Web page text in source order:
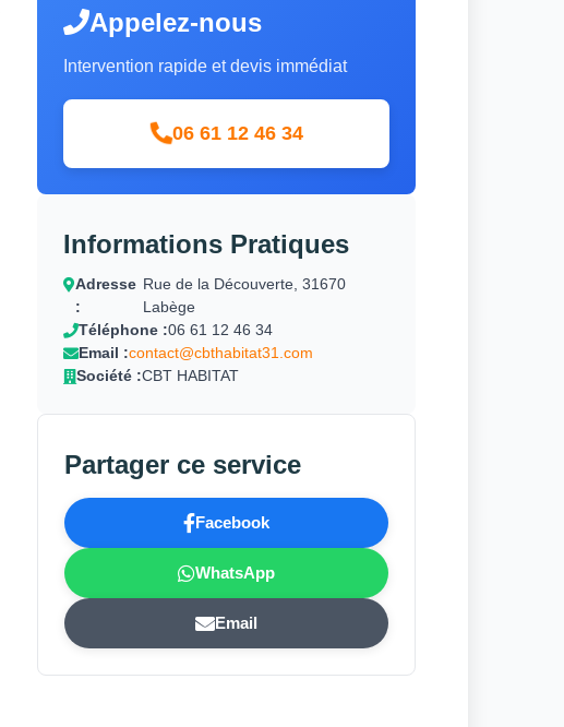
Appelez-nous
Intervention rapide et devis immédiat
06 61 12 46 34
Informations Pratiques
Adresse
:
Rue de la Découverte, 31670
Labège
Téléphone :06 61 12 46 34
Email :contact@cbthabitat31.com
Société :CBT HABITAT
Partager ce service
Facebook
WhatsApp
Email